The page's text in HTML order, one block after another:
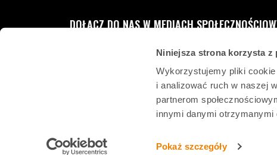
Niniejsza strona korzysta z
Wykorzystujemy pliki
i analizować ruch w naszej
partnerom
innymi danymi otrzymanymi
Pokaż szczegóły
DOŁĄCZ DO NAS W MEDIACH